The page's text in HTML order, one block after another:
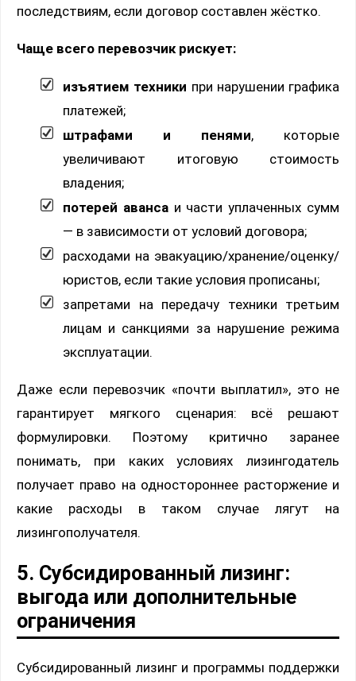
последствиям, если договор составлен жёстко.
Чаще всего перевозчик рискует:
изъятием техники при нарушении графика
платежей;
штрафами и пенями, которые
увеличивают итоговую стоимость
владения;
потерей авансаи части уплаченных сумм
— в зависимости от условий договора;
расходами на эвакуацию/хранение/оценку/
юристов, если такие условия прописаны;
запретами на передачу техники третьим
лицам и санкциями за нарушение режима
эксплуатации.
Даже если перевозчик «почти выплатил», это не
гарантирует мягкого сценария: всё решают
формулировки. Поэтому критично заранее
понимать, при каких условиях лизингодатель
получает право на одностороннее расторжение и
какие расходы в таком случае лягут на
лизингополучателя.
5. Субсидированный лизинг:
выгода или дополнительные
ограничения
Субсидированный лизинг и программы поддержки